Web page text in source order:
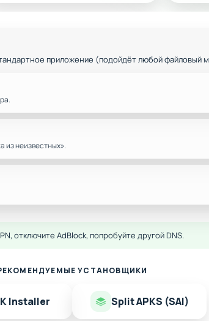
приложение (подойдёт любой файловый
из неизвестных».
отключите AdBlock, попробуйте другой DNS.
УСТАНОВЩИКИ
Installer Split APKS (SAI)